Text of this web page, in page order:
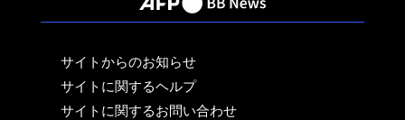
サイトからのお知らせ
サイトに関するヘルプ
サイトに関するお問い合わせ